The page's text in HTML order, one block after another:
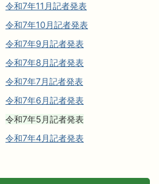
令和7年11月記者発表
令和7年10月記者発表
令和7年9月記者発表
令和7年8月記者発表
令和7年7月記者発表
令和7年6月記者発表
令和7年5月記者発表
令和7年4月記者発表